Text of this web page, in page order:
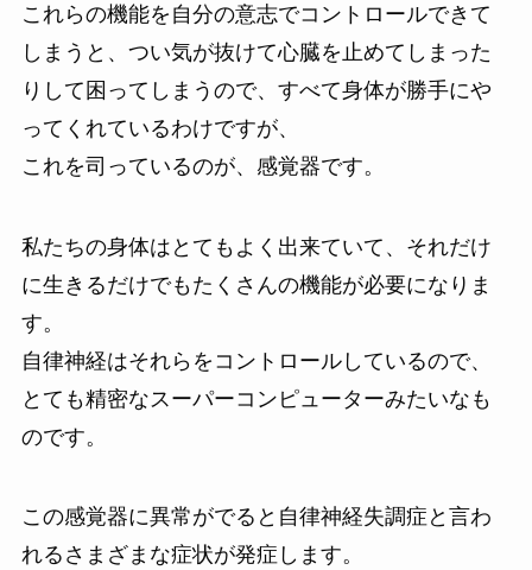
これらの機能を自分の意志でコントロールできて
しまうと、つい気が抜けて心臓を止めてしまった
りして困ってしまうので、すべて身体が勝手にや
ってくれているわけですが、
これを司っているのが、感覚器です。
私たちの身体はとてもよく出来ていて、それだけ
に生きるだけでもたくさんの機能が必要になりま
す。
自律神経はそれらをコントロールしているので、
とても精密なスーパーコンピューターみたいなも
のです。
この感覚器に異常がでると自律神経失調症と言わ
れるさまざまな症状が発症します。